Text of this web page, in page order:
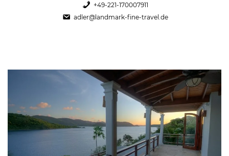
+49-221-170007911
adler@landmark-fine-travel.de